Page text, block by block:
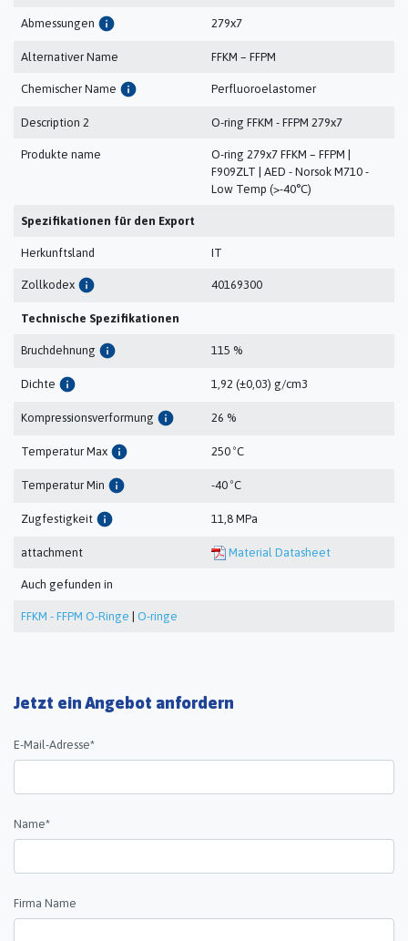
Abmessungen info 279x7
Alternativer Name FFKM – FFPM
Chemischer Name info Perfluoroelastomer
Description 2 O-ring FFKM - FFPM 279x7
Produkte name
O-ring 279x7 FFKM – FFPM |
F909ZLT | AED - Norsok M710 -
Low Temp (>-40°C)
Spezifikationen für den Export
Herkunftsland IT
Zollkodex info 40169300
Technische Spezifikationen
Bruchdehnung info 115 %
Dichte info 1,92 (±0,03) g/cm3
Kompressionsverformung info 26 %
Temperatur Max info 250 ºC
Temperatur Min info -40 ºC
Zugfestigkeit info 11,8 MPa
attachment Material Datasheet
Auch gefunden in
FFKM - FFPM O-Ringe |O-ringe
Jetzt ein Angebot anfordern
E-Mail-Adresse*
Name*
Firma Name